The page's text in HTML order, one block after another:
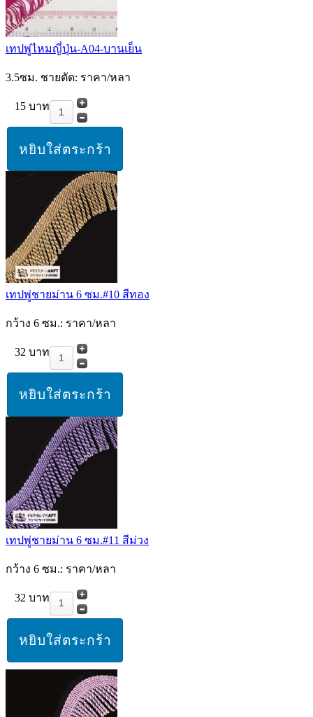
เทปพู่ไหมญี่ปุ่น-A04-บานเย็น
3.5ซม. ชายตัด: ราคา/หลา
15 บาท
เทปพู่ชายม่าน 6 ซม.#10 สีทอง
กว้าง 6 ซม.: ราคา/หลา
32 บาท
เทปพู่ชายม่าน 6 ซม.#11 สีม่วง
กว้าง 6 ซม.: ราคา/หลา
32 บาท